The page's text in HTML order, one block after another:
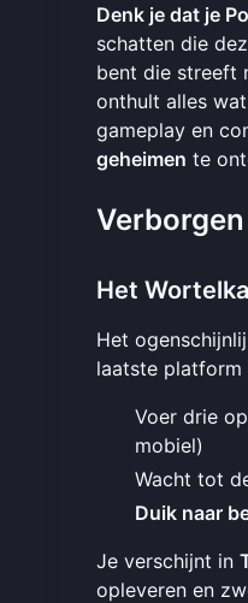
Denk je dat je
schatten die
bent die streeft
onthult alles
gameplay en
geheimen te
Verborgen
Het
Het
laatste
Voer drie
mobiel)
Wacht tot
Duik naar
Je verschijnt in
opleveren en